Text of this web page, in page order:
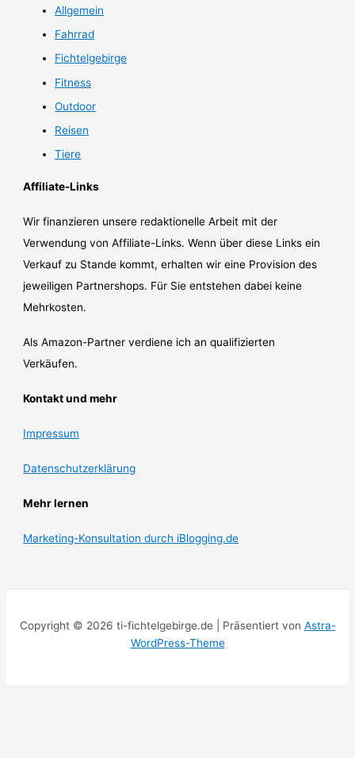
Allgemein
Fahrrad
Fichtelgebirge
Fitness
Outdoor
Reisen
Tiere
Affiliate-Links
Wir finanzieren unsere redaktionelle Arbeit mit der
Verwendung von Affiliate-Links. Wenn über diese Links ein
Verkauf zu Stande kommt, erhalten wir eine Provision des
jeweiligen Partnershops. Für Sie entstehen dabei keine
Mehrkosten.
Als Amazon-Partner verdiene ich an qualifizierten
Verkäufen.
Kontakt und mehr
Impressum
Datenschutzerklärung
Mehr lernen
Marketing-Konsultation durch iBlogging.de
Copyright © 2026 ti-fichtelgebirge.de | Präsentiert von Astra-
WordPress-Theme